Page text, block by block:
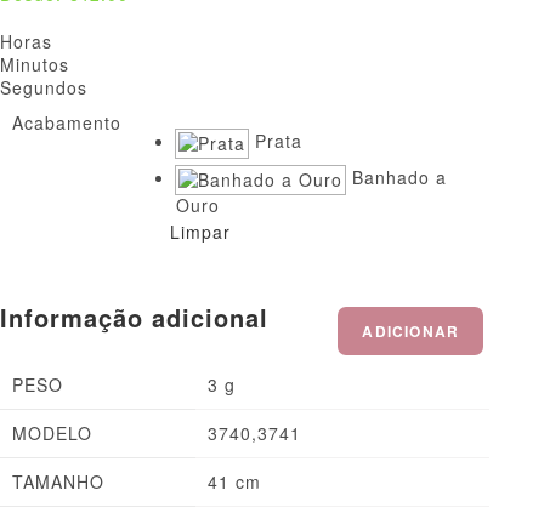
Horas
Minutos
Segundos
Acabamento
Limpar
ADICIONAR
Informação adicional
PESO
3 g
MODELO
3740,3741
TAMANHO
41 cm